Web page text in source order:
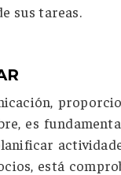
sus tareas.
es
está